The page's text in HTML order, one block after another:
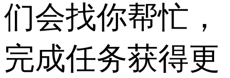
们会找你帮忙，
完成任务获得更